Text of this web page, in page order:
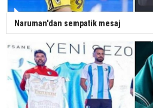
Naruman'dan sempatik mesaj